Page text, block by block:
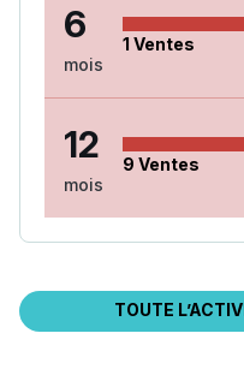
6
mois
1 Ventes
12
mois
9 Ventes
TOUTE